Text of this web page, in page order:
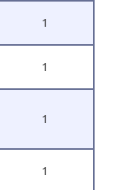
1
1
1
1